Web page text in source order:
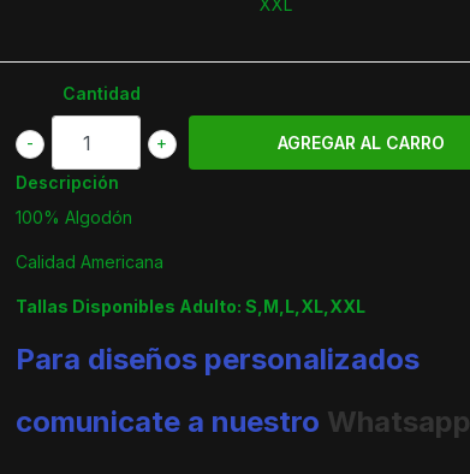
XXL
Cantidad
+
-
Descripción
100% Algodón
Calidad Americana
Tallas Disponibles Adulto: S,M,L,XL,XXL
Para diseños personalizados
comunicate a nuestro Whatsapp